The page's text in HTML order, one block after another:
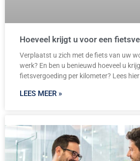
Hoeveel krijgt u voor een
Verplaatst u zich met de fiets van uw
werk? En ben u benieuwd hoeveel u
fietsvergoeding per kilometer? Lees hier
LEES MEER »